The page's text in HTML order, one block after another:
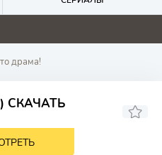
0 0
драма!
СКАЧАТЬ